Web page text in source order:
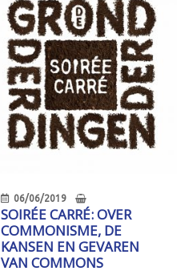
06/06/2019
SOIRÉE CARRÉ: OVER
COMMONISME, DE
KANSEN EN GEVAREN
VAN COMMONS